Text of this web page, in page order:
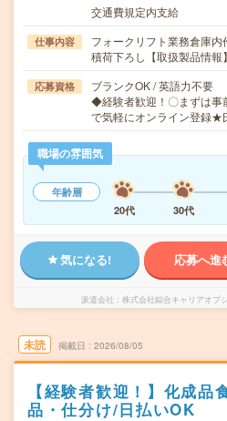
交通費規定内支給
仕事内容
フォークリフト業務倉庫
積荷下ろし【取扱製品情
応募資格
ブランクOK / 英語力不要
◆経験者歓迎！〇まずは事
で気軽にオンライン登録
職場の雰囲気
年齢層
20代
30代
気になる! 応募へ進
派遣会社 株式会社綜合キャリアオプ
未読 掲載日 2026/08/05
【経験者歓迎！】化成品
品・仕分け/日払いOK